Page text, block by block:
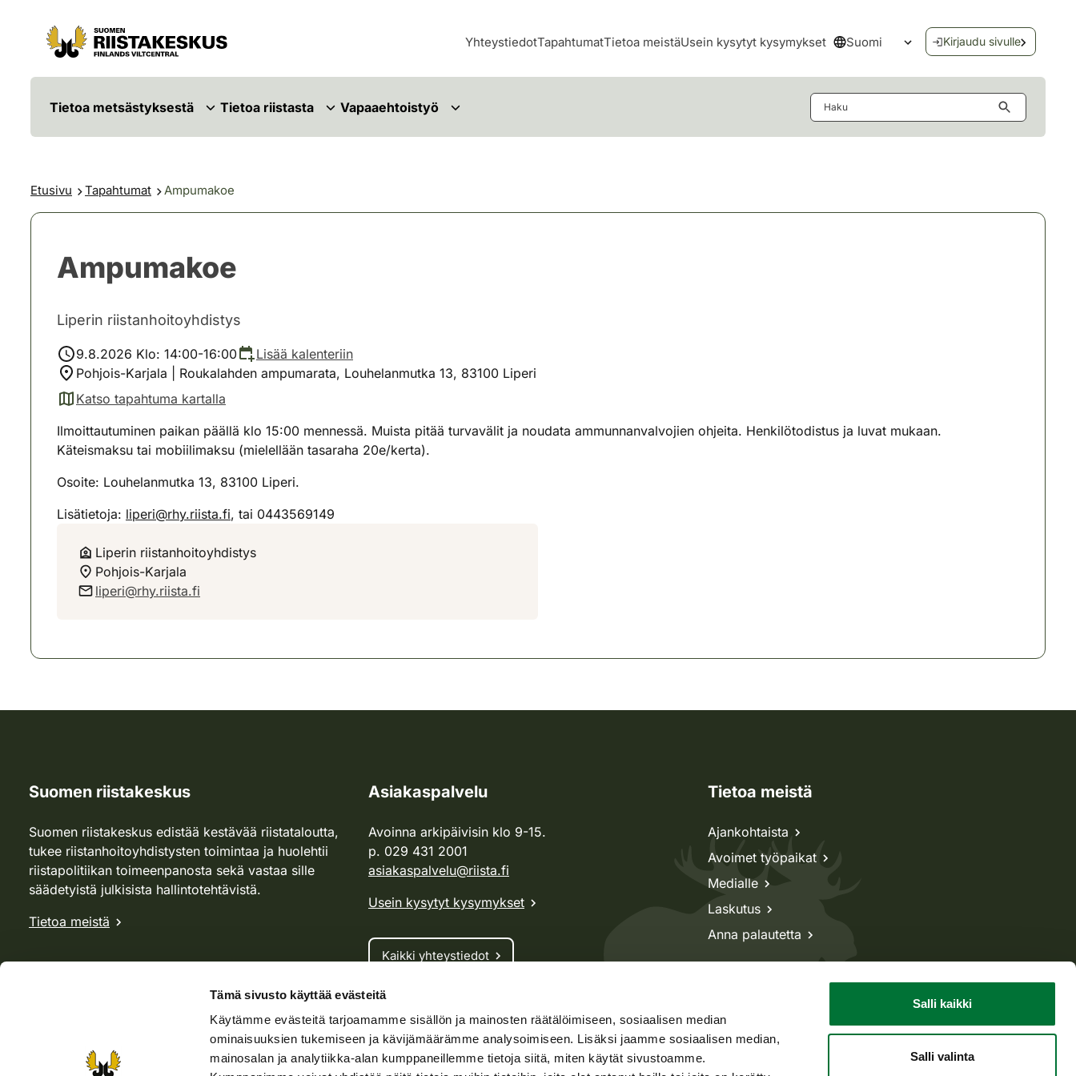
Tämä sivusto käyttää evästeitä
Käytämme evästeitä tarjoamamme sisällön ja mainosten räätälöimiseen, sosiaalisen median
ominaisuuksien tukemiseen ja kävijämäärämme analysoimiseen. Lisäksi jaamme sosiaalisen median,
mainosalan ja analytiikka-alan kumppaneillemme tietoja siitä, miten käytät sivustoamme.
Salli kaikki
Salli valinta
Siirry sisältöön
Siirry sivustokarttaan
YhteystiedotTapahtumatTietoa meistäUsein kysytyt kysymykset Suomi
Avaa kielivalikko
Kirjaudu sivulle
Tietoa metsästyksestä Tietoa riistasta Vapaaehtoistyö
Etusivu Tapahtumat Ampumakoe
Ampumakoe
Liperin riistanhoitoyhdistys
9.8.2026 Klo: 14:00-16:00
Lisää kalenteriin
Pohjois-Karjala | Roukalahden ampumarata, Louhelanmutka 13, 83100 Liperi
Katso tapahtuma kartalla
(avautuu uuteen välilehteen)
Ilmoittautuminen paikan päällä klo 15:00 mennessä. Muista pitää turvavälit ja noudata ammunnanvalvojien ohjeita. Henkilötodistus ja luvat mukaan.
Käteismaksu tai mobiilimaksu (mielellään tasaraha 20e/kerta).
Osoite: Louhelanmutka 13, 83100 Liperi.
Lisätietoja: liperi@rhy.riista.fi, tai 0443569149
Liperin riistanhoitoyhdistys
Pohjois-Karjala
liperi@rhy.riista.fi
Suomen riistakeskus
Suomen riistakeskus edistää kestävää riistataloutta,
tukee riistanhoitoyhdistysten toimintaa ja huolehtii
riistapolitiikan toimeenpanosta sekä vastaa sille
säädetyistä julkisista hallintotehtävistä.
Tietoa meistä
Asiakaspalvelu
Avoinna arkipäivisin klo 9-15.
p. 029 431 2001
asiakaspalvelu@riista.fi
Usein kysytyt kysymykset
Kaikki yhteystiedot
Metsästyskortti-asiat
Oma riista -asiat
Lupa-asiat
Tietoa meistä
Ajankohtaista
Avoimet työpaikat
Medialle
Laskutus
Anna palautetta